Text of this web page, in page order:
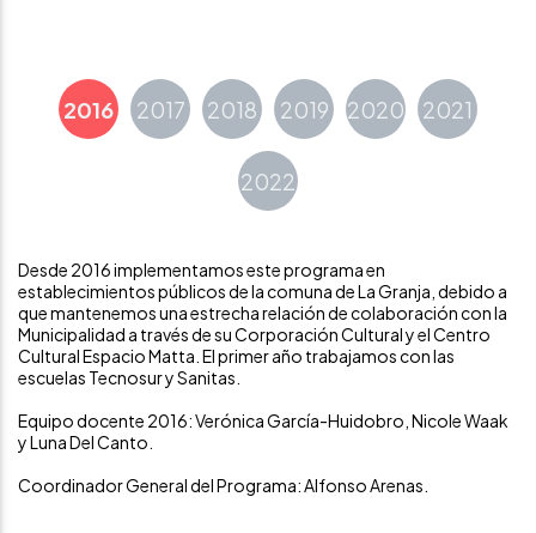
Desde 2016 implementamos este programa en
establecimientos públicos de la comuna de La Granja, debido a
que mantenemos una estrecha relación de colaboración con la
Municipalidad a través de su Corporación Cultural y el Centro
Cultural Espacio Matta. El primer año trabajamos con las
escuelas Tecnosur y Sanitas.
Equipo docente 2016: Verónica García-Huidobro, Nicole Waak
y Luna Del Canto.
Coordinador General del Programa: Alfonso Arenas.